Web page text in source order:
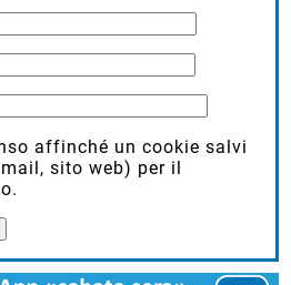
affinché un cookie salvi
sito web) per il